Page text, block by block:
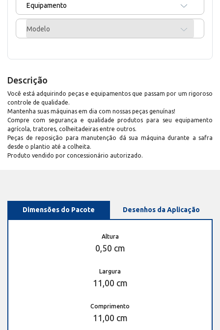
Equipamento
Modelo
Descrição
Você está adquirindo peças e equipamentos que passam por um rigoroso
controle de qualidade.
Mantenha suas máquinas em dia com nossas peças genuínas!
Compre com segurança e qualidade produtos para seu equipamento
agrícola, tratores, colheitadeiras entre outros.
Peças de reposição para manutenção dá sua máquina durante a safra
desde o plantio até a colheita.
Produto vendido por concessionário autorizado.
Dimensões do Pacote Desenhos da Aplicação
Altura
0,50 cm
Largura
11,00 cm
Comprimento
11,00 cm